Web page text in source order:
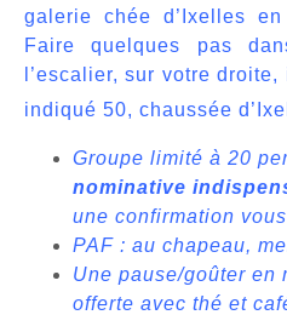
galerie chée d’Ixelles
Faire quelques pas
l’escalier, sur votre
indiqué 50, chaussée
Groupe limité à 20
nominative
une confirmation
PAF : au chapeau,
Une pause/goûter en
offerte avec thé et